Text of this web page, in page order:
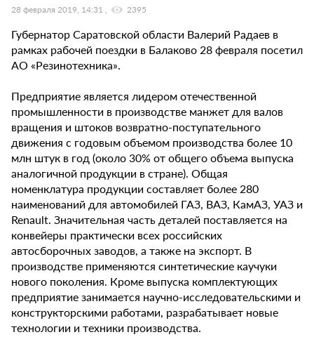
28 февраля 2019, 14:31 2395
Губернатор Саратовской области Валерий Радаев в
рамках рабочей поездки в Балаково 28 февраля посетил
АО «Резинотехника».
Предприятие является лидером отечественной
промышленности в производстве манжет для валов
вращения и штоков возвратно-поступательного
движения с годовым объемом производства более 10
млн штук в год (около 30% от общего объема выпуска
аналогичной продукции в стране). Общая
номенклатура продукции составляет более 280
наименований для автомобилей ГАЗ, ВАЗ, КамАЗ, УАЗ и
Renault. Значительная часть деталей поставляется на
конвейеры практически всех российских
автосборочных заводов, а также на экспорт. В
производстве применяются синтетические каучуки
нового поколения. Кроме выпуска комплектующих
предприятие занимается научно-исследовательскими и
конструкторскими работами, разрабатывает новые
технологии и техники производства.